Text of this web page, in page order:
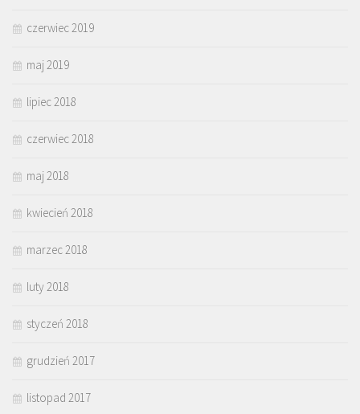
czerwiec 2019
maj 2019
lipiec 2018
czerwiec 2018
maj 2018
kwiecień 2018
marzec 2018
luty 2018
styczeń 2018
grudzień 2017
listopad 2017